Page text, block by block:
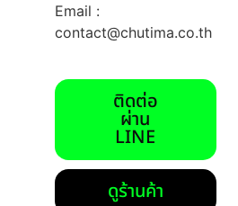
Email :
contact@chutima.co.th
ติดต่อ
ผ่าน
LINE
ดูร้านค้า